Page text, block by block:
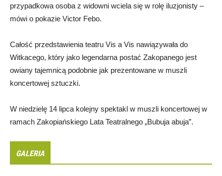
przypadkowa osoba z widowni wciela się w rolę iluzjonisty –
mówi o pokazie Victor Febo.
Całość przedstawienia teatru Vis a Vis nawiązywała do
Witkacego, który jako legendarna postać Zakopanego jest
owiany tajemnicą podobnie jak prezentowane w muszli
koncertowej sztuczki.
W niedzielę 14 lipca kolejny spektakl w muszli koncertowej w
ramach Zakopiańskiego Lata Teatralnego „Bubuja abuja”.
GALERIA